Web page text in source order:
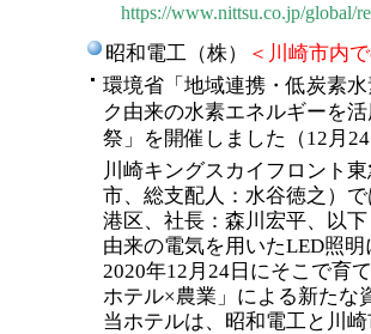
https://www.nittsu.co.jp/global/
昭和電工（株）
＜川崎市内
環境省「地域連携・低炭素
ク由来の水素エネルギーを
祭」を開催しました（12月
川崎キングスカイフロント
市、総支配人：水谷徳之）
港区、社長：森川宏平、以
由来の電気を用いたLED照
2020年12月24日にそこで育
ホテル×農業」による新たな
当ホテルは、昭和電工と川